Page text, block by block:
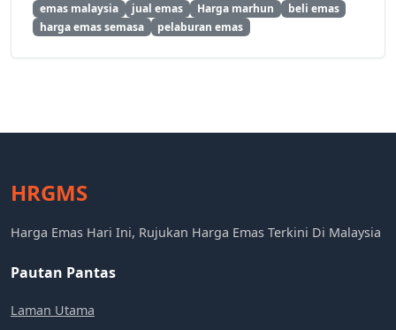
emas malaysia
jual emas Harga marhun
beli emas
harga emas semasa
pelaburan emas
HRGMS
Harga Emas Hari Ini, Rujukan Harga Emas Terkini Di Malaysia
Pautan Pantas
Laman Utama